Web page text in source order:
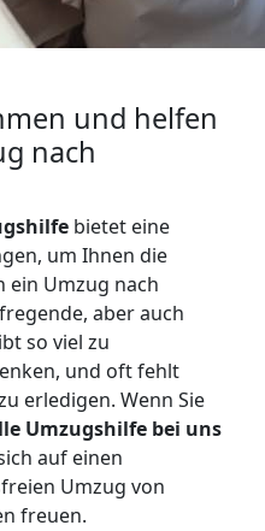
und helfen
nach
bietet eine
um Ihnen die
ein Umzug nach
aber auch
so viel zu
und oft fehlt
erledigen. Wenn Sie
Umzugshilfe bei uns
auf einen
Umzug von
freuen.